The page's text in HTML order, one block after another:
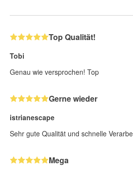
Top Qualität!
Tobi
Genau wie versprochen! Top
Gerne wieder
istrianescape
Sehr gute Qualität und schnelle
Mega